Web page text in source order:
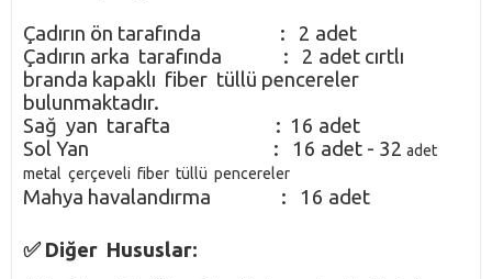
Çadırın ön tarafında : 2 adet
Çadırın arka tarafında : 2 adet cırtlı
branda kapaklı fiber tüllü pencereler
bulunmaktadır.
Sağ yan tarafta : 16 adet
Sol Yan : 16 adet - 32 adet
metal çerçeveli fiber tüllü pencereler
Mahya havalandırma : 16 adet
✅ Diğer Hususlar: